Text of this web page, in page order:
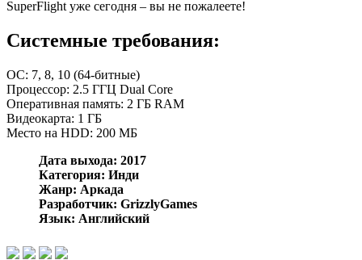
SuperFlight уже сегодня – вы не пожалеете!
Системные требования:
ОС: 7, 8, 10 (64-битные)
Процессор: 2.5 ГГЦ Dual Core
Оперативная память: 2 ГБ RAM
Видеокарта: 1 ГБ
Место на HDD: 200 МБ
Дата выхода: 2017
Категория: Инди
Жанр: Аркада
Разработчик: GrizzlyGames
Язык: Английский